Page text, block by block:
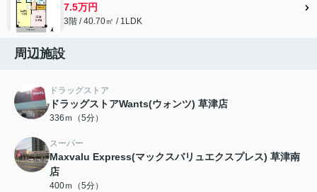
7.5万円
3階 / 40.70㎡ / 1LDK
周辺施設
ドラッグストア
ドラッグストアWants(ウォンツ) 草津店
336ｍ（5分）
スーパー
Maxvalu Express(マックスバリュエクスプレス) 草津南
店
400ｍ（5分）